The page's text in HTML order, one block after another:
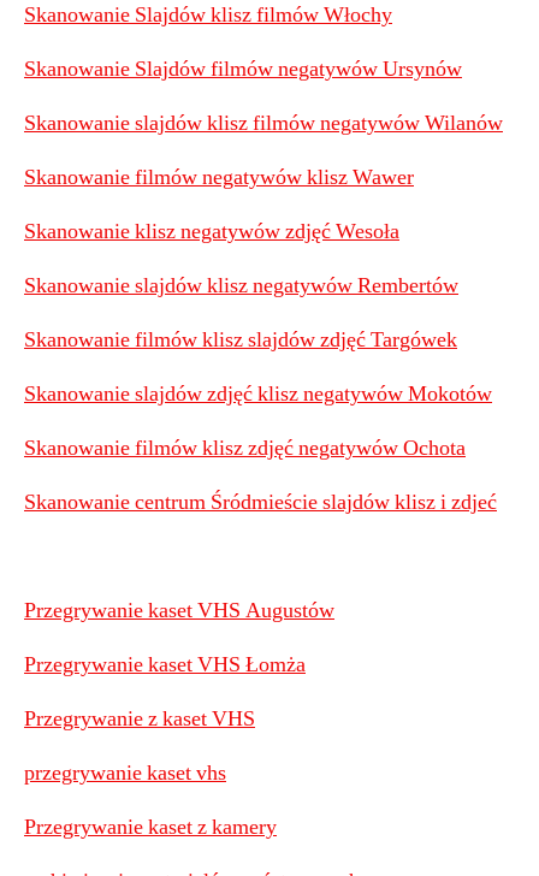
Skanowanie Slajdów klisz filmów Włochy
Skanowanie Slajdów filmów negatywów Ursynów
Skanowanie slajdów klisz filmów negatywów Wilanów
Skanowanie filmów negatywów klisz Wawer
Skanowanie klisz negatywów zdjęć Wesoła
Skanowanie slajdów klisz negatywów Rembertów
Skanowanie filmów klisz slajdów zdjęć Targówek
Skanowanie slajdów zdjęć klisz negatywów Mokotów
Skanowanie filmów klisz zdjęć negatywów Ochota
Skanowanie centrum Śródmieście slajdów klisz i zdjeć
Przegrywanie kaset VHS Augustów
Przegrywanie kaset VHS Łomża
Przegrywanie z kaset VHS
przegrywanie kaset vhs
Przegrywanie kaset z kamery